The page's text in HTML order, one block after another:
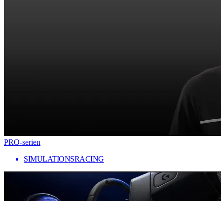
PRO-serien
SIMULATIONSRACING